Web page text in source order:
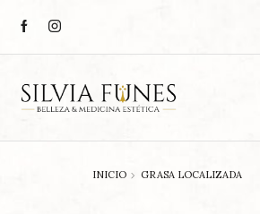
INICIO GRASA LOCALIZADA